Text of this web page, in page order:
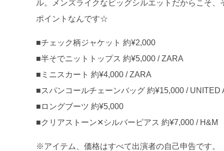
ル。メンズライクなビッグシルエットだからこそ
ポイントなんです☆
■チェック柄ジャケット 約¥2,000
■半そでニットトップス 約¥5,000 / ZARA
■ミニスカート 約¥4,000 / ZARA
■スパンコールチェーンバッグ 約¥15,000 / UNITED
■ロングブーツ 約¥5,000
■クリアストーン✕シルバーピアス 約¥7,000 / H&M
※アイテム、価格はすべて出演者の自己申告です。